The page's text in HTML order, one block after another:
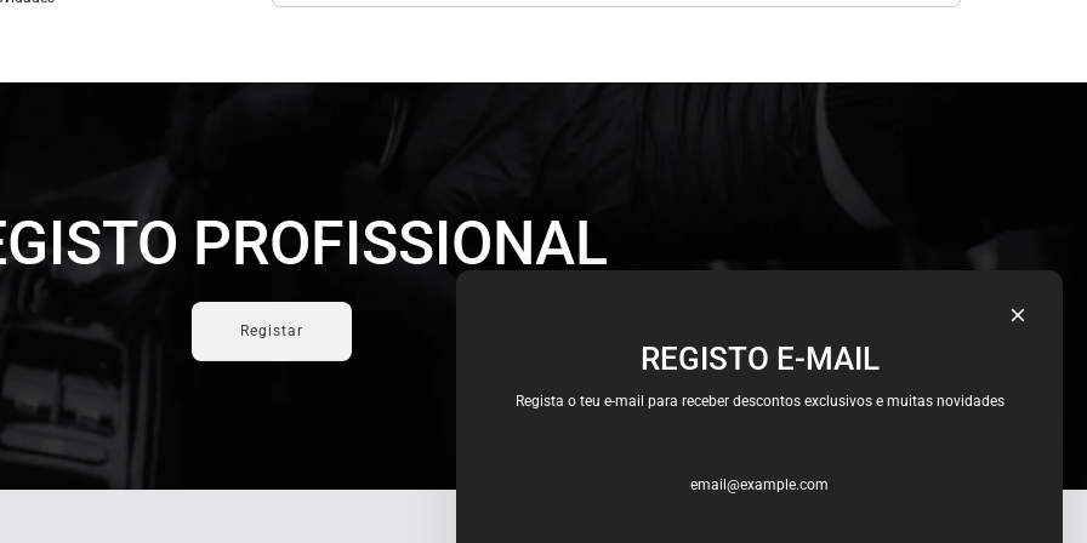
PROFISSIONAL
Registar
REGISTO E-MAIL
Regista o teu e-mail para receber descontos exclusivos e muitas novidades